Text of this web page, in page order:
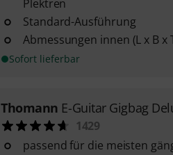
Plektren
Standard-Ausführung
Abmessungen innen (L x B x
Sofort lieferbar
Thomann E-Guitar Gigbag
1429
passend für die meisten